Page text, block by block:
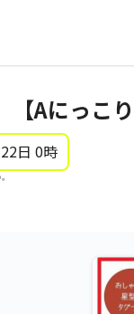
【Aにっこ
日 0時